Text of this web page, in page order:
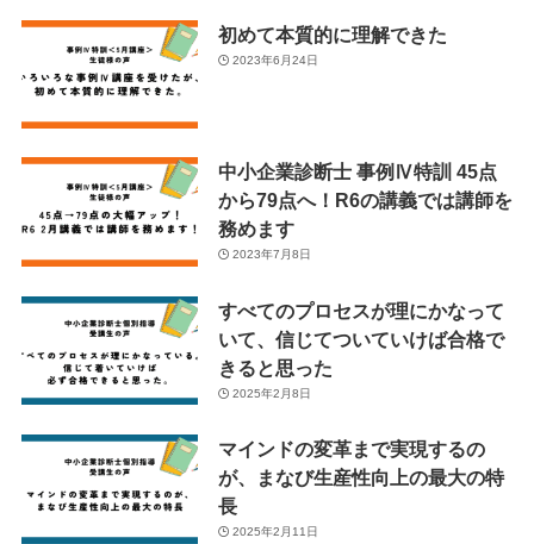
初めて本質的に理解できた
2023年6月24日
中小企業診断士 事例Ⅳ特訓 45点
から79点へ！R6の講義では講師を
務めます
2023年7月8日
すべてのプロセスが理にかなって
いて、信じてついていけば合格で
きると思った
2025年2月8日
マインドの変革まで実現するの
が、まなび生産性向上の最大の特
長
2025年2月11日